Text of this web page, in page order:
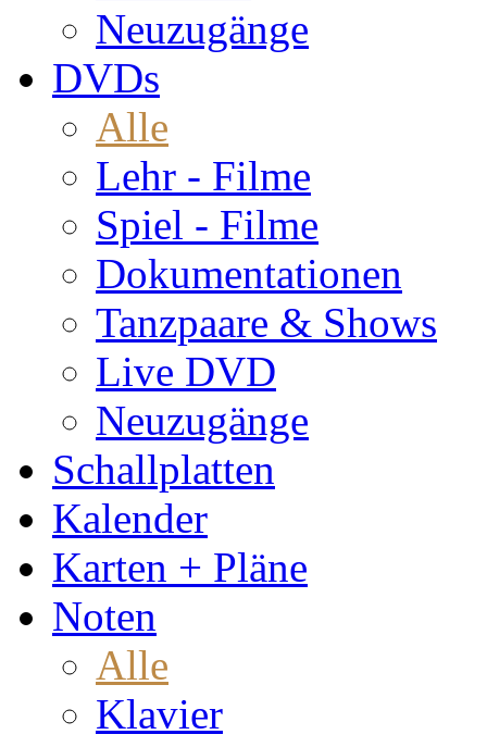
Neuzugänge
DVDs
Alle
Lehr - Filme
Spiel - Filme
Dokumentationen
Tanzpaare & Shows
Live DVD
Neuzugänge
Schallplatten
Kalender
Karten + Pläne
Noten
Alle
Klavier